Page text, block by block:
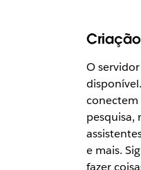
O servidor
conectem
pesquisa,
e mais.
fazer